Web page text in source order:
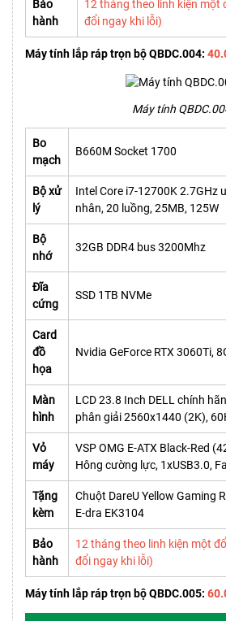
Bảo
hành
12 tháng theo linh kiện một
đổi ngay khi lỗi)
Máy tính lắp ráp trọn bộ QBDC.004:
Máy tính
Bo
mạch
B660M Socket 1700
Bộ xử
lý
Intel Core i7-12700K 2.7GHz
nhân, 20 luồng, 25MB, 125W
Bộ
nhớ
32GB DDR4 bus 3200Mhz
Đĩa
cứng
SSD 1TB NVMe
Card
đồ
họa
Nvidia GeForce RTX 3060Ti,
Màn
hình
LCD 23.8 Inch DELL chính
phân giải 2560x1440 (2K),
Vỏ
máy
VSP OMG E-ATX Black-Red
Hông cường lực, 1xUSB3.0,
Tặng
kèm
Chuột DareU Yellow Gaming
E-dra EK3104
Bảo
hành
12 tháng theo linh kiện một
đổi ngay khi lỗi)
Máy tính lắp ráp trọn bộ QBDC.005: